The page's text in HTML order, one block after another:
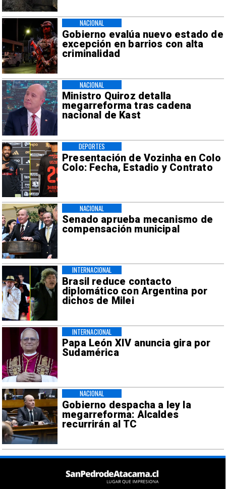
Gobierno evalúa nuevo estado de
excepción en barrios con alta
criminalidad
NACIONAL
Ministro Quiroz detalla
megarreforma tras cadena
nacional de Kast
NACIONAL
Presentación de Vozinha en Colo
Colo: Fecha, Estadio y Contrato
DEPORTES
Senado aprueba mecanismo de
compensación municipal
NACIONAL
Brasil reduce contacto
diplomático con Argentina por
dichos de Milei
INTERNACIONAL
Papa León XIV anuncia gira por
Sudamérica
INTERNACIONAL
Gobierno despacha a ley la
megarreforma: Alcaldes
recurrirán al TC
NACIONAL